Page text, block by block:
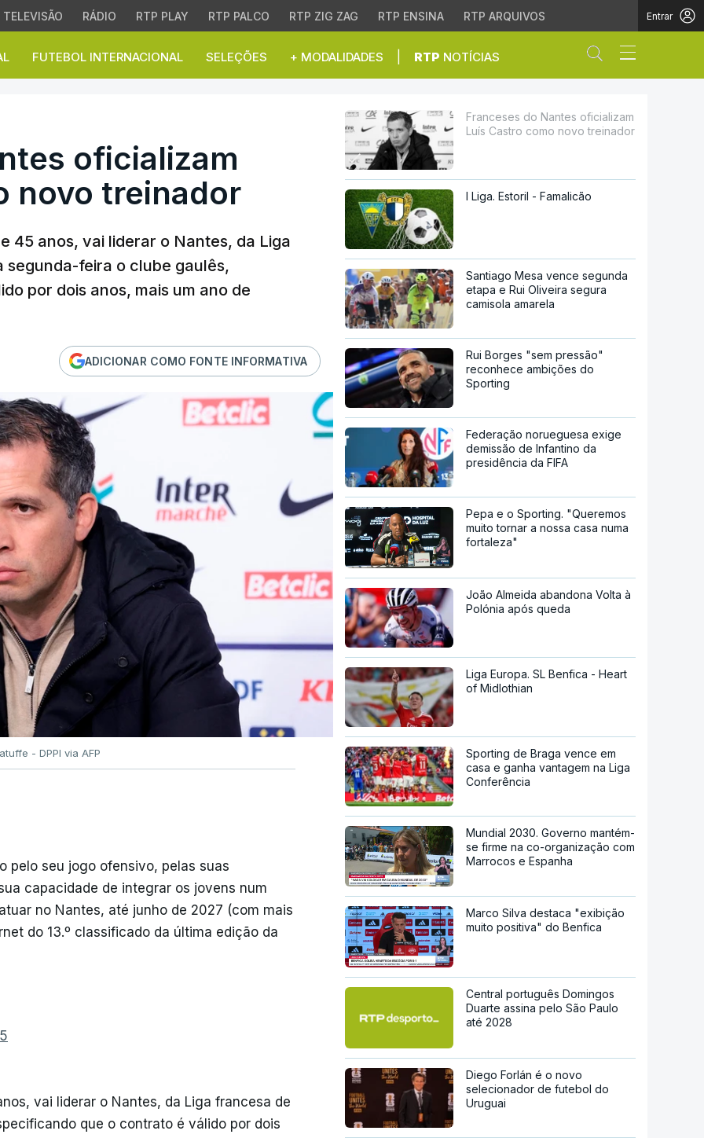
TELEVISÃO RÁDIO RTP PLAY RTP PALCO RTP ZIG ZAG RTP ENSINA RTP ARQUIVOS Entrar
FUTEBOL INTERNACIONAL SELEÇÕES + MODALIDADES RTP NOTÍCIAS Abrir campo
oficializam Luís Castro como novo treinador
oficializam
novo treinador
45 anos, vai liderar o Nantes, da Liga
feira o clube gaulês,
por dois anos, mais um ano de
ADICIONAR COMO FONTE INFORMATIVA
- DPPI via AFP
pelo seu jogo ofensivo, pelas suas
capacidade de integrar os jovens num
no Nantes, até junho de 2027 (com mais
do 13.º classificado da última edição da
vai liderar o Nantes, da Liga francesa de
que o contrato é válido por dois
Franceses do Nantes oficializam
Luís Castro como novo treinador
I Liga. Estoril - Famalicão
Santiago Mesa vence segunda
etapa e Rui Oliveira segura
camisola amarela
Rui Borges "sem pressão"
reconhece ambições do
Sporting
Federação norueguesa exige
demissão de Infantino da
presidência da FIFA
Pepa e o Sporting. "Queremos
muito tornar a nossa casa numa
fortaleza"
João Almeida abandona Volta à
Polónia após queda
Liga Europa. SL Benfica - Heart
of Midlothian
Sporting de Braga vence em
casa e ganha vantagem na Liga
Conferência
Mundial 2030. Governo mantém-
se firme na co-organização com
Marrocos e Espanha
Marco Silva destaca "exibição
muito positiva" do Benfica
Central português Domingos
Duarte assina pelo São Paulo
até 2028
Diego Forlán é o novo
selecionador de futebol do
Uruguai